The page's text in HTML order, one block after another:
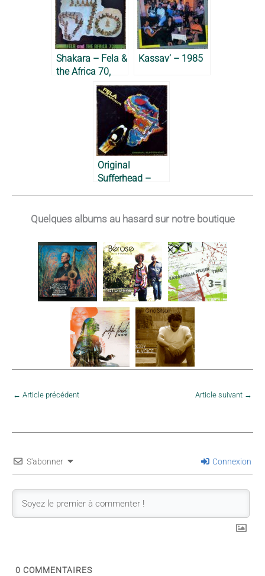
Shakara – Fela &
the Africa 70,
Kassav’ – 1985
Original
Sufferhead –
Quelques albums au hasard sur notre boutique
← Article précédent Article suivant →
S'abonner Connexion
0 COMMENTAIRES